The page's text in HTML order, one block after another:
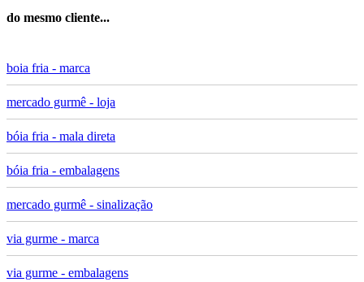
do mesmo cliente...
boia fria - marca
mercado gurmê - loja
bóia fria - mala direta
bóia fria - embalagens
mercado gurmê - sinalização
via gurme - marca
via gurme - embalagens